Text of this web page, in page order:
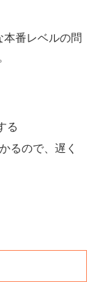
番レベルの問
る
るので、遅く